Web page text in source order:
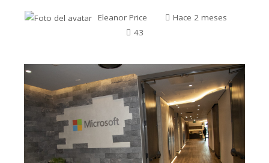
Eleanor Price
Hace 2 meses
43